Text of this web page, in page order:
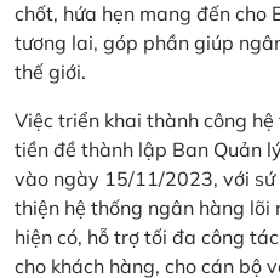
chốt, hứa hẹn mang đến cho
tương lai, góp phần giúp
thế giới.
Việc triển khai thành công
tiền đề thành lập Ban Quản
vào ngày 15/11/2023, với
thiện hệ thống ngân hàng lõi
hiện có, hỗ trợ tối đa công
cho khách hàng, cho cán bộ